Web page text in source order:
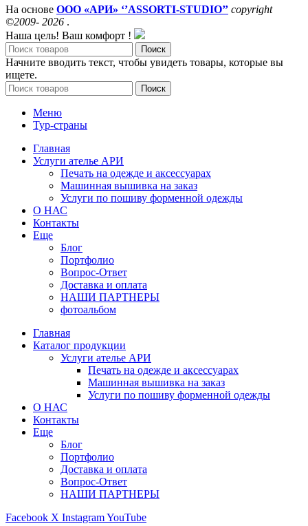
На основе ООО «АРИ» ‘’ASSORTI-STUDIO’’ copyright
©2009- 2026 .
Наша цель! Ваш комфорт !
Поиск
Начните вводить текст, чтобы увидеть товары, которые вы
ищете.
Поиск
Меню
Тур-страны
Главная
Услуги ателье АРИ
Печать на одежде и аксессуарах
Машинная вышивка на заказ
Услуги по пошиву форменной одежды
О НАС
Контакты
Еще
Блог
Портфолио
Вопрос-Ответ
Доставка и оплата
НАШИ ПАРТНЕРЫ
фотоальбом
Главная
Каталог продукции
Услуги ателье АРИ
Печать на одежде и аксессуарах
Машинная вышивка на заказ
Услуги по пошиву форменной одежды
О НАС
Контакты
Еще
Блог
Портфолио
Доставка и оплата
Вопрос-Ответ
НАШИ ПАРТНЕРЫ
Facebook X InstagramYouTube